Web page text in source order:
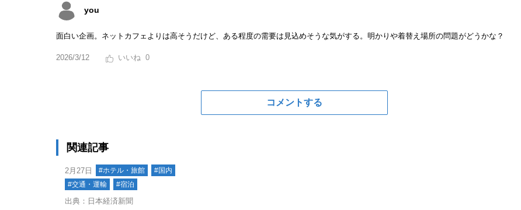
you
面白い企画。ネットカフェよりは高そうだけど、ある程度の需要は見込めそうな気がする。明かりや着替え場所の問題がどうかな？
2026/3/12 0
コメントする
関連記事
2月27日 #ホテル・旅館
#国内
#交通・運輸
#宿泊
出典：日本経済新聞